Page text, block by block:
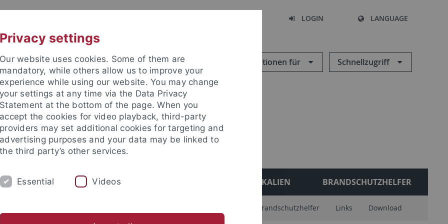
LOGIN LANGUAGE
Informationen für Schnellzugriff
/ VERWALTUNG CHEMIKALIEN BRANDSCHUTZHELFER
Brandschutzhelfer Links Download
Privacy settings
Our website uses cookies. Some of them are
mandatory, while others allow us to improve your
experience while using our website. You may change
your settings at any time via the Data Privacy
Statement at the bottom of the page. When you
accept the cookies for video playback, third-party
providers may set additional cookies for targeting and
advertising purposes and your data may be linked to
the third party’s other services.
Essential Videos